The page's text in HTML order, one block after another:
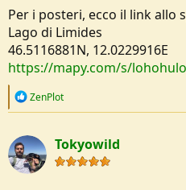
Per i posteri, ecco il link allo
Lago di Limides
46.5116881N, 12.0229916E
https://mapy.com/s/
R
c
t
i
o
ZenPlot
Tokyowild